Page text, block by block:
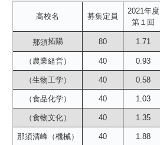
高校名 募集定員
2021年度
第１回
那須拓陽 80 1.71
（農業経営） 40 0.93
（生物工学） 40 0.58
（食品化学） 40 1.03
（食物文化） 40 1.35
那須清峰（機械） 40 1.88